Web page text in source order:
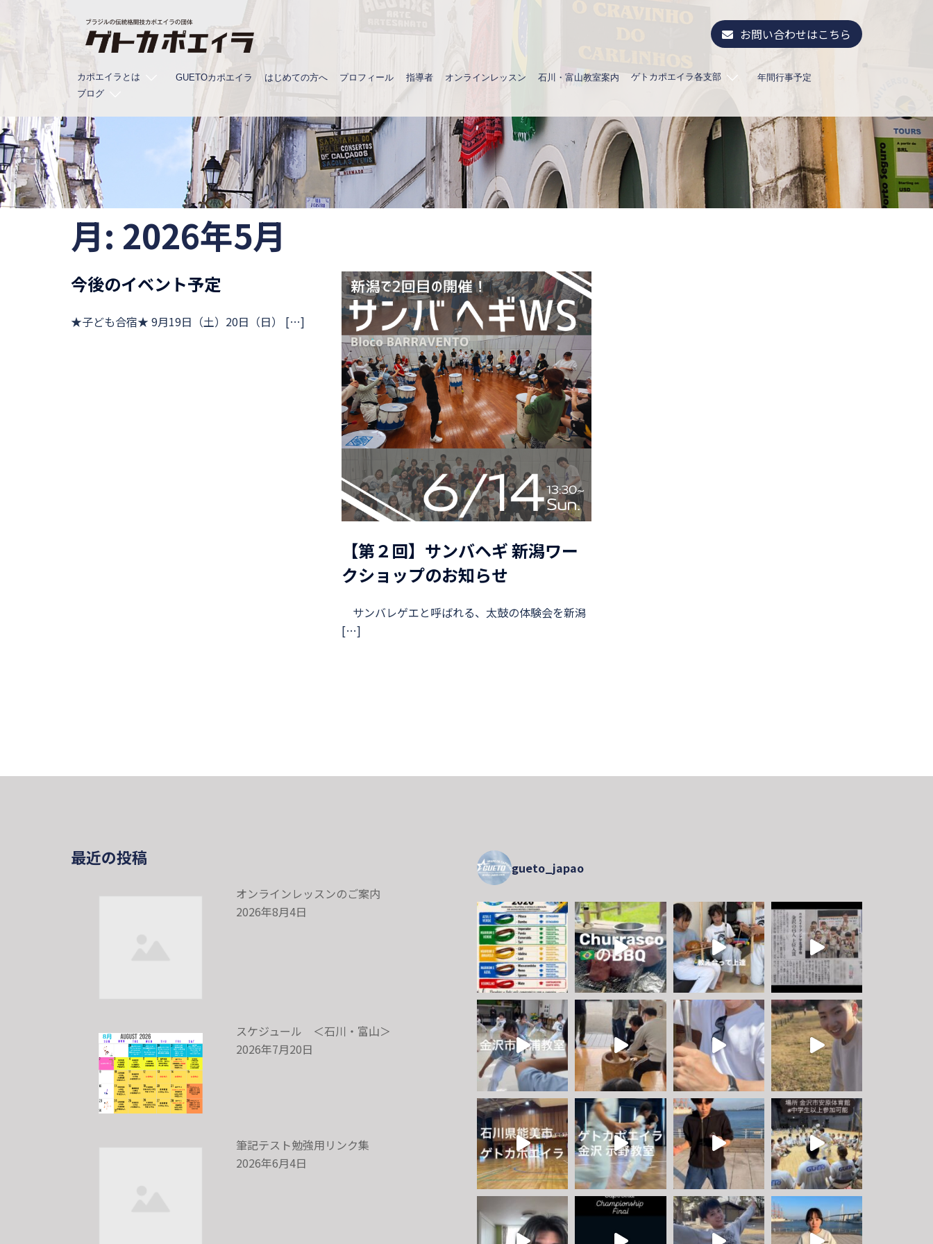
ス
キ
ッ
プ
お問い合わせはこちら
カポエイラとは GUETOカポエイラ はじめての方へ プロフィール 指導者 オンラインレッスン 石川・富山教室案内 ゲトカポエイラ各支部
年間行事予定
ブログ
月: 2026年5月
今後のイベント予定
★子ども合宿★ 9月19日（土）20日（日） […]
【第２回】サンバヘギ 新潟ワー
クショップのお知らせ
サンバレゲエと呼ばれる、太鼓の体験会を新潟
[…]
最近の投稿
オンラインレッスンのご案内
2026年8月4日
スケジュール ＜石川・富山＞
2026年7月20日
筆記テスト勉強用リンク集
2026年6月4日
gueto_japao